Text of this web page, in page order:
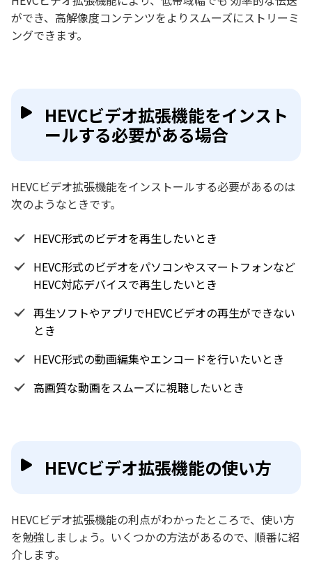
ができ、高解像度コンテンツをよりスムーズにストリーミ
ングできます。
HEVCビデオ拡張機能をインスト
ールする必要がある場合
HEVCビデオ拡張機能をインストールする必要があるのは
次のようなときです。
HEVC形式のビデオを再生したいとき
HEVC形式のビデオをパソコンやスマートフォンなど
HEVC対応デバイスで再生したいとき
再生ソフトやアプリでHEVCビデオの再生ができない
とき
HEVC形式の動画編集やエンコードを行いたいとき
高画質な動画をスムーズに視聴したいとき
HEVCビデオ拡張機能の使い方
HEVCビデオ拡張機能の利点がわかったところで、使い方
を勉強しましょう。いくつかの方法があるので、順番に紹
介します。